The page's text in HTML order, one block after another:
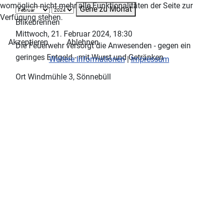
Gehe zu Monat
Biikebrennen
Mittwoch, 21. Februar 2024, 18:30
Die Feuerwehr versorgt die Anwesenden - gegen ein
geringes Entgeld - mit Wurst und Getränken
Ort Windmühle 3, Sönnebüll
womöglich nicht mehr alle Funktionalitäten der Seite zur
Verfügung stehen.
Akzeptieren
Ablehnen
Weitere Informationen|Impressum